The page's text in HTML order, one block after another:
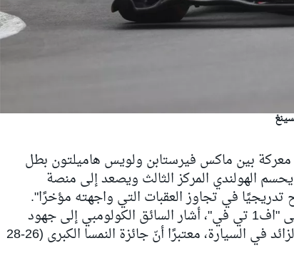
معركة بين ماكس فيرستابن ولويس هاميلتون بطل
الهولندي المركز الثالث ويصعد إلى منصة
تدريجيًا في تجاوز العقبات التي واجهته مؤخرًا".
وخلال ظهوره في برنامج ما بعد السباق على "اف1 تي في"، أشار السائق الكولومبي إلى جهود
الفريق بقيادة لوران ميكيز لتخفيف الوزن الزائد في السيارة، معتبرًا أنّ جائزة النمسا الكبرى (26-28